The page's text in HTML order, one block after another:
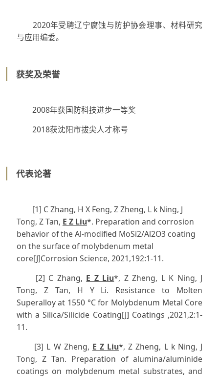
2020年受聘辽宁腐蚀与防护协会理事、材料研究
与应用编委。
获奖及荣誉
2008年获国防科技进步一等奖
2018获沈阳市拔尖人才称号
代表论著
[1] C Zhang, H X Feng, Z Zheng, L k Ning, J
Tong, Z Tan, E Z Liu*. Preparation and corrosion
behavior of the Al-modified MoSi2/Al2O3 coating
on the surface of molybdenum metal
core[J]Corrosion Science, 2021,192:1-11.
[2] C Zhang, E Z Liu*, Z Zheng, L K Ning, J
Tong, Z Tan, H Y Li. Resistance to Molten
Superalloy at 1550 °C for Molybdenum Metal Core
with a Silica/Silicide Coating[J] Coatings ,2021,2:1-
11.
[3] L W Zheng, E Z Liu*, Z Zheng, L k Ning, J
Tong, Z Tan. Preparation of alumina/aluminide
coatings on molybdenum metal substrates, and